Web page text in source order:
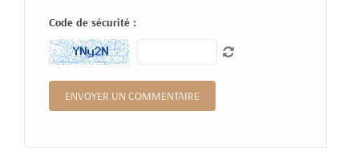
Code de sécurité :